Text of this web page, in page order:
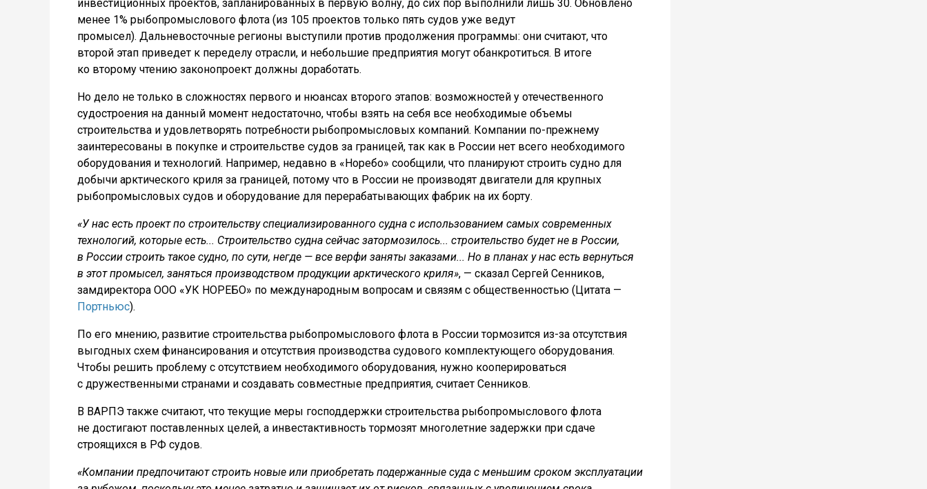
инвестиционных проектов, запланированных в первую волну, до сих пор выполнили лишь 30. Обновлено
менее 1% рыбопромыслового флота (из 105 проектов только пять судов уже ведут
промысел). Дальневосточные регионы выступили против продолжения программы: они считают, что
второй этап приведет к переделу отрасли, и небольшие предприятия могут обанкротиться. В итоге
ко второму чтению законопроект должны доработать.
Но дело не только в сложностях первого и нюансах второго этапов: возможностей у отечественного
судостроения на данный момент недостаточно, чтобы взять на себя все необходимые объемы
строительства и удовлетворять потребности рыбопромысловых компаний. Компании по-прежнему
заинтересованы в покупке и строительстве судов за границей, так как в России нет всего необходимого
оборудования и технологий. Например, недавно в «Норебо» сообщили, что планируют строить судно для
добычи арктического криля за границей, потому что в России не производят двигатели для крупных
рыбопромысловых судов и оборудование для перерабатывающих фабрик на их борту.
«У нас есть проект по строительству специализированного судна с использованием самых современных
технологий, которые есть... Строительство судна сейчас затормозилось... строительство будет не в России,
в России строить такое судно, по сути, негде — все верфи заняты заказами... Но в планах у нас есть вернуться
в этот промысел, заняться производством продукции арктического криля», — сказал Сергей Сенников,
замдиректора ООО «УК НОРЕБО» по международным вопросам и связям с общественностью (Цитата —
Портньюс).
По его мнению, развитие строительства рыбопромыслового флота в России тормозится из-за отсутствия
выгодных схем финансирования и отсутствия производства судового комплектующего оборудования.
Чтобы решить проблему с отсутствием необходимого оборудования, нужно кооперироваться
с дружественными странами и создавать совместные предприятия, считает Сенников.
В ВАРПЭ также считают, что текущие меры господдержки строительства рыбопромыслового флота
не достигают поставленных целей, а инвестактивность тормозят многолетние задержки при сдаче
строящихся в РФ судов.
«Компании предпочитают строить новые или приобретать подержанные суда с меньшим сроком эксплуатации